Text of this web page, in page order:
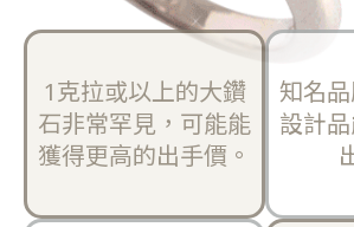
1克拉或以上的大鑽
石非常罕見，可能能
獲得更高的出手價。
知名
設計